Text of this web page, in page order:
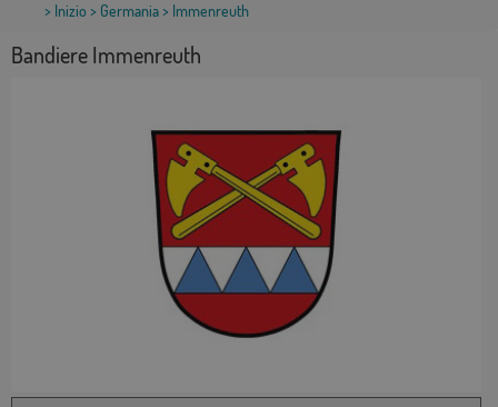
> Inizio > Germania> Immenreuth
Bandiere Immenreuth